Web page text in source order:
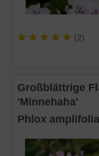
(2)
Großblättrige Flammenblume
'Minnehaha'
Phlox